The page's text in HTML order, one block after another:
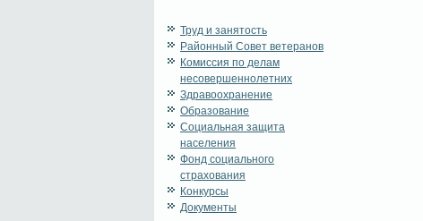
Труд и занятость
Районный Совет ветеранов
Комиссия по делам
несовершеннолетних
Здравоохранение
Образование
Социальная защита
населения
Фонд социального
страхования
Конкурсы
Документы